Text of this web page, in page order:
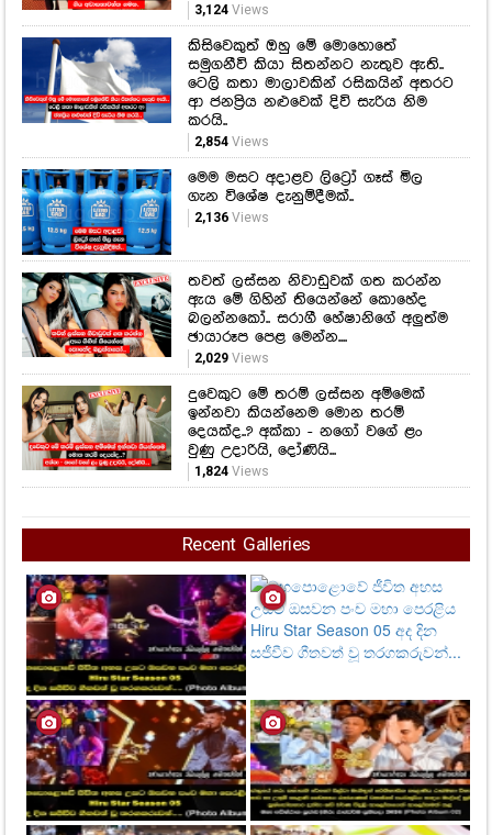
3,124Views
කිසිවෙකුත් ඔහු මේ මොහොතේ
සමුගනීවි කියා සිතන්නට නැතුව ඇති..
ටෙලි කතා මාලාවකින් රසිකයින් අතරට
ආ ජනප්‍රිය නළුවෙක් දිවි සැරිය නිම
කරයි..
2,854Views
මෙම මසට අදාළව ලිට්‍රෝ ගෑස් මිල
ගැන විශේෂ දැනුම්දීමක්..
2,136Views
තවත් ලස්සන නිවාඩුවක් ගත කරන්න
ඇය මේ ගිහින් තියෙන්නේ කොහේද
බලන්නකෝ.. සරාගී හේෂානිගේ අලුත්ම
ඡායාරූප පෙළ මෙන්න....
2,029Views
දුවෙකුට මේ තරම් ලස්සන අම්මෙක්
ඉන්නවා කියන්නෙම මොන තරම්
දෙයක්ද..? අක්කා - නගෝ වගේ ළං
වුණු උදාරියි, දෝණියි...
1,824Views
Recent Galleries